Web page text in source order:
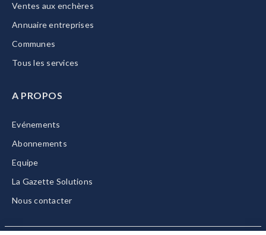
Ventes aux enchères
Annuaire entreprises
Communes
Tous les services
A PROPOS
Evénements
Abonnements
Equipe
La Gazette Solutions
Nous contacter